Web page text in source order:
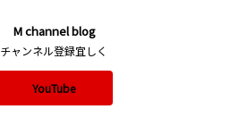
M channel blog
チャンネル登録宜しく
YouTube